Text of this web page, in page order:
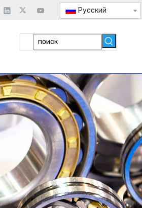
Pусский